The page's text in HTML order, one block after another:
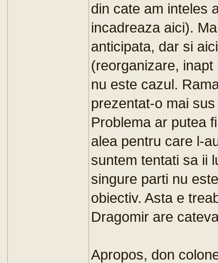
din cate am inteles
incadreaza aici).
anticipata, dar si
(reorganizare,
nu este cazul.
prezentat-o mai
Problema ar putea
alea pentru care l-
suntem tentati sa ii
singure parti nu
obiectiv. Asta e
Dragomir are
Apropos, don